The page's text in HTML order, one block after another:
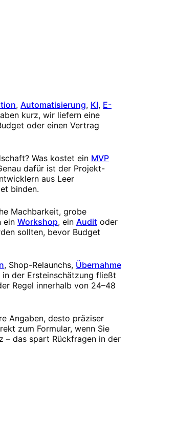
, Automatisierung, KI, E-
kurz, wir liefern eine
oder einen Vertrag
Was kostet ein MVP
dafür ist der Projekt-
aus Leer
binden.
Machbarkeit, grobe
ein Workshop, ein Audit oder
sollten, bevor Budget
, Shop-Relaunchs, Übernahme
der Ersteinschätzung fließt
Regel innerhalb von 24–48
Angaben, desto präziser
zum Formular, wenn Sie
– das spart Rückfragen in der